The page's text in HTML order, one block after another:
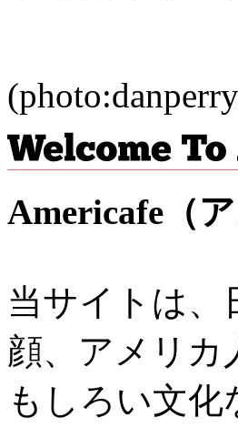
Americafe（
当サイトは、
顔、アメリカ
もしろい文